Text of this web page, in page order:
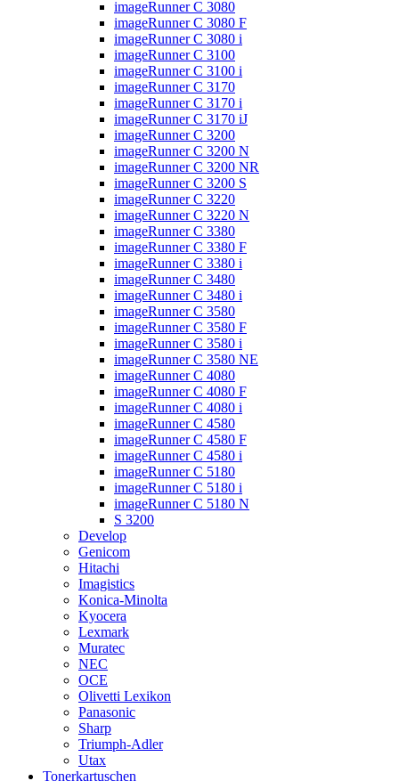
imageRunner C 3080
imageRunner C 3080 F
imageRunner C 3080 i
imageRunner C 3100
imageRunner C 3100 i
imageRunner C 3170
imageRunner C 3170 i
imageRunner C 3170 iJ
imageRunner C 3200
imageRunner C 3200 N
imageRunner C 3200 NR
imageRunner C 3200 S
imageRunner C 3220
imageRunner C 3220 N
imageRunner C 3380
imageRunner C 3380 F
imageRunner C 3380 i
imageRunner C 3480
imageRunner C 3480 i
imageRunner C 3580
imageRunner C 3580 F
imageRunner C 3580 i
imageRunner C 3580 NE
imageRunner C 4080
imageRunner C 4080 F
imageRunner C 4080 i
imageRunner C 4580
imageRunner C 4580 F
imageRunner C 4580 i
imageRunner C 5180
imageRunner C 5180 i
imageRunner C 5180 N
S 3200
Develop
Genicom
Hitachi
Imagistics
Konica-Minolta
Kyocera
Lexmark
Muratec
NEC
OCE
Olivetti Lexikon
Panasonic
Sharp
Triumph-Adler
Utax
Tonerkartuschen